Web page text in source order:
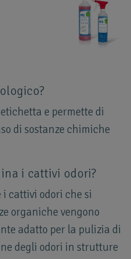
e permette di
di sostanze chimiche
i cattivi odori?
cattivi odori che si
organiche vengono
adatto per la pulizia di
degli odori in strutture